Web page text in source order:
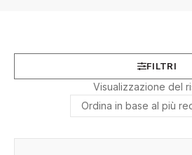
FILTRI
Visualizzazione del